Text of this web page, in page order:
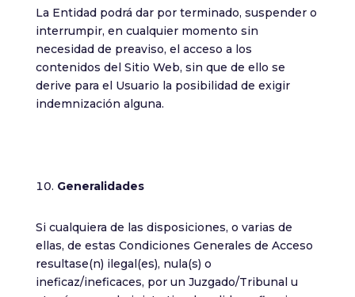
La Entidad podrá dar por terminado, suspender o
interrumpir, en cualquier momento sin
necesidad de preaviso, el acceso a los
contenidos del Sitio Web, sin que de ello se
derive para el Usuario la posibilidad de exigir
indemnización alguna.
Generalidades
Si cualquiera de las disposiciones, o varias de
ellas, de estas Condiciones Generales de Acceso
resultase(n) ilegal(es), nula(s) o
ineficaz/ineficaces, por un Juzgado/Tribunal u